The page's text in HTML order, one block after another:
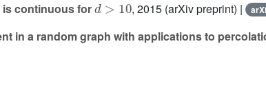
continuous for , 2015 (arXiv preprint) |
in a random graph with applications to